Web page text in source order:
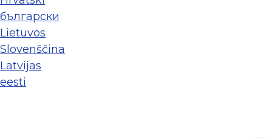
български
Lietuvos
Slovenščina
Latvijas
eesti